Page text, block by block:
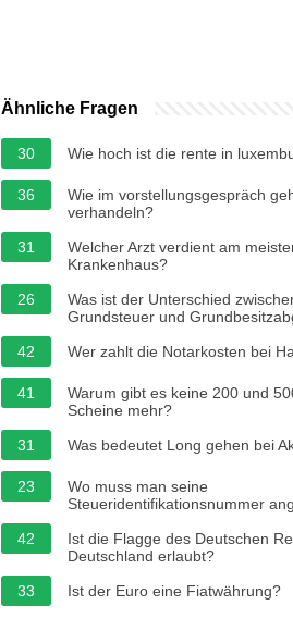
Ähnliche Fragen
30 Wie hoch ist die rente in
36
Wie im vorstellungsgespräch
verhandeln?
31
Welcher Arzt verdient am
Krankenhaus?
26
Was ist der Unterschied
Grundsteuer und
42
Wer zahlt die Notarkosten bei
41
Warum gibt es keine 200 und
Scheine mehr?
31
Was bedeutet Long gehen bei
23
Wo muss man seine
Steueridentifikationsnummer
42
Ist die Flagge des Deutschen
Deutschland erlaubt?
33
Ist der Euro eine Fiatwährung?